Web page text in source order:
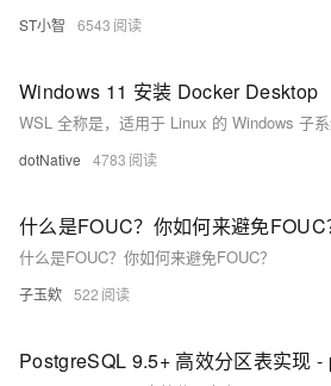
ST小智 6543
Windows 11 安装 Docker Desktop
dotNative 4783
什么是FOUC？你如何来避免FOUC
什么是FOUC？你如何来避免FOUC？
子玉欸 522
PostgreSQL 9.5+ 高效分区表实现 -